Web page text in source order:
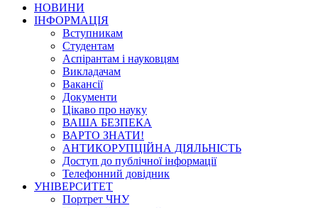
НОВИНИ
ІНФОРМАЦІЯ
Вступникам
Студентам
Аспірантам і науковцям
Викладачам
Вакансії
Документи
Цікаво про науку
ВАША БЕЗПЕКА
ВАРТО ЗНАТИ!
АНТИКОРУПЦІЙНА ДІЯЛЬНІСТЬ
Доступ до публічної інформації
Телефонний довідник
УНІВЕРСИТЕТ
Портрет ЧНУ